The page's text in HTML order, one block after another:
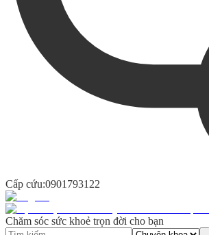
Cấp cứu:0901793122
Chăm sóc sức khoẻ trọn đời cho bạn